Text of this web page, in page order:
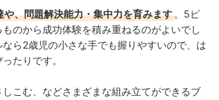
や、問題解決能力・集中力を育みます。5ピ
のから成功体験を積み重ねるのがよいでし
なら2歳児の小さな手でも握りやすいので、は
たりです。
こむ、などさまざまな組み立てができるブ